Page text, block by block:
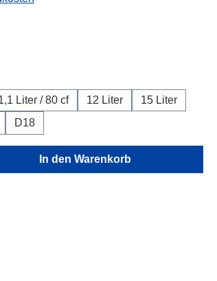
Liter / 80 cf 12 Liter
15 Liter
D18
gewünschten Wert ein
In den Warenkorb